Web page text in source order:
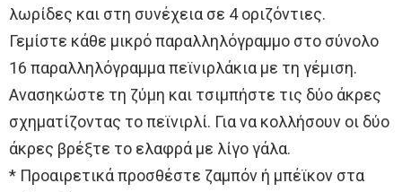
λωρίδες και στη συνέχεια σε 4 οριζόντιες.
Γεμίστε κάθε μικρό παραλληλόγραμμο στο σύνολο
16 παραλληλόγραμμα πεϊνιρλάκια με τη γέμιση.
Ανασηκώστε τη ζύμη και τσιμπήστε τις δύο άκρες
σχηματίζοντας το πεϊνιρλί. Για να κολλήσουν οι δύο
άκρες βρέξτε το ελαφρά με λίγο γάλα.
* Προαιρετικά προσθέστε ζαμπόν ή μπέϊκον στα